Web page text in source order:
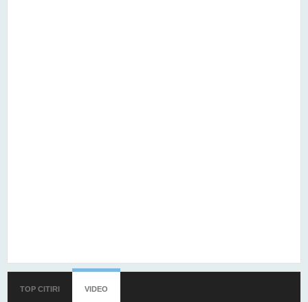
TOP CITIRI VIDEO